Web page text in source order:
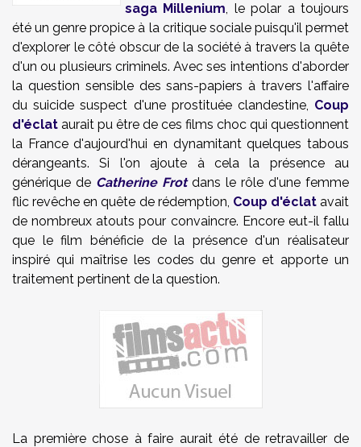
saga Millenium, le polar a toujours
été un genre propice à la critique sociale puisqu'il permet
d'explorer le côté obscur de la société à travers la quête
d'un ou plusieurs criminels. Avec ses intentions d'aborder
la question sensible des sans-papiers à travers l'affaire
du suicide suspect d'une prostituée clandestine, Coup
d'éclat aurait pu être de ces films choc qui questionnent
la France d'aujourd'hui en dynamitant quelques tabous
dérangeants. Si l'on ajoute à cela la présence au
générique de Catherine Frotdans le rôle d'une femme
flic revêche en quête de rédemption, Coup d'éclatavait
de nombreux atouts pour convaincre. Encore eut-il fallu
que le film bénéficie de la présence d'un réalisateur
inspiré qui maîtrise les codes du genre et apporte un
traitement pertinent de la question.
La première chose à faire aurait été de retravailler de